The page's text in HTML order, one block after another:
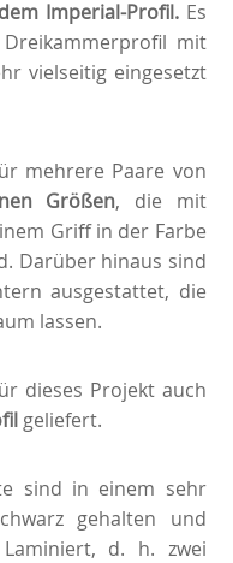
Imperial-Profil.Es
mit
vielseitig eingesetzt
mehrere Paare von
Größen, die mit
Griff in der Farbe
Darüber hinaus sind
ausgestattet, die
lassen.
dieses Projekt auch
geliefert.
sind in einem sehr
gehalten und
d. h. zwei